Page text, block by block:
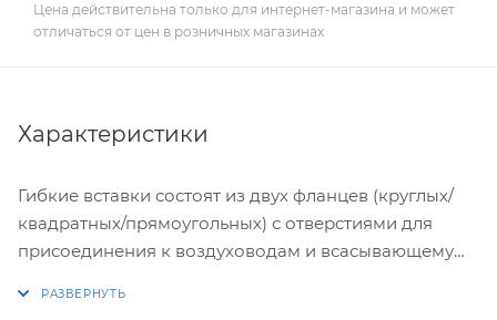
Цена действительна только для интернет-магазина и может
отличаться от цен в розничных магазинах
Характеристики
Гибкие вставки состоят из двух фланцев (круглых/
квадратных/прямоугольных) с отверстиями для
присоединения к воздуховодам и всасывающему